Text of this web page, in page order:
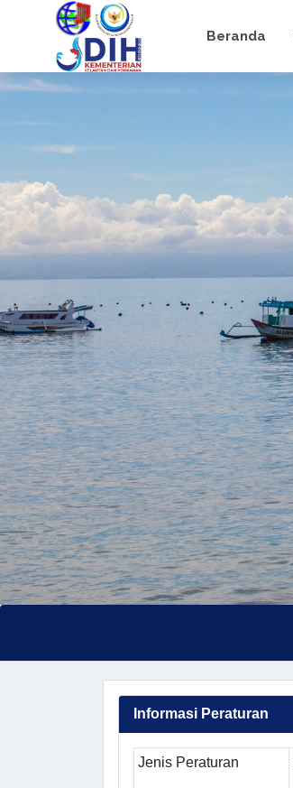
Beranda
Informasi Peraturan
Jenis Peraturan